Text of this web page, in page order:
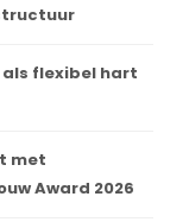
als flexibel hart
met
Award 2026